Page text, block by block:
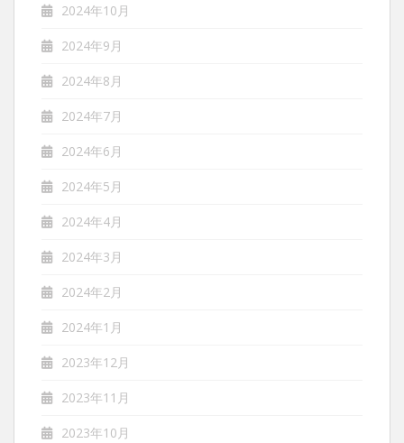
2024年10月
2024年9月
2024年8月
2024年7月
2024年6月
2024年5月
2024年4月
2024年3月
2024年2月
2024年1月
2023年12月
2023年11月
2023年10月